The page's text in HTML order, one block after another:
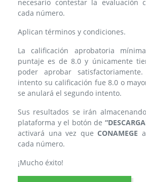
necesario contestar la evaluación
cada número.
Aplican términos y condiciones.
La calificación aprobatoria
puntaje es de 8.0 y únicamente
poder aprobar
intento su calificación fue 8.0 o
se anulará el segundo intento.
Sus resultados se irán
plataforma y el botón de
activará una vez que CONAMEGE
cada número.
¡Mucho éxito!